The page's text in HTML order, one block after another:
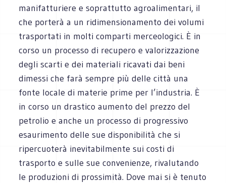
manifatturiere e soprattutto agroalimentari, il
che porterà a un ridimensionamento dei volumi
trasportati in molti comparti merceologici. È in
corso un processo di recupero e valorizzazione
degli scarti e dei materiali ricavati dai beni
dimessi che farà sempre più delle città una
fonte locale di materie prime per l’industria. È
in corso un drastico aumento del prezzo del
petrolio e anche un processo di progressivo
esaurimento delle sue disponibilità che si
ripercuoterà inevitabilmente sui costi di
trasporto e sulle sue convenienze, rivalutando
le produzioni di prossimità. Dove mai si è tenuto